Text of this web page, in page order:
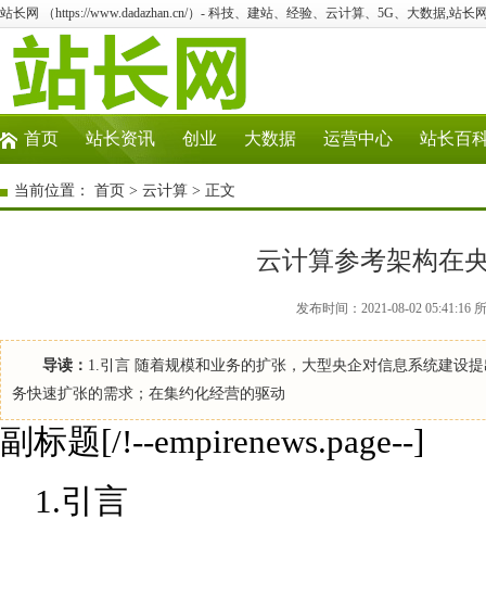
站长网 （https://www.dadazhan.cn/）- 科技、建站、经验、云计算、5G、大数据,站长
首页 站长资讯 创业 大数据 运营中心 站长百
当前位置： 首页 > 云计算 > 正文
云计算参考架构在
发布时间：2021-08-02 05:41:16
导读： 1.引言 随着规模和业务的扩张，大型央企对信息系统建设
务快速扩张的需求；在集约化经营的驱动
副标题[/!--empirenews.page--]
1.引言